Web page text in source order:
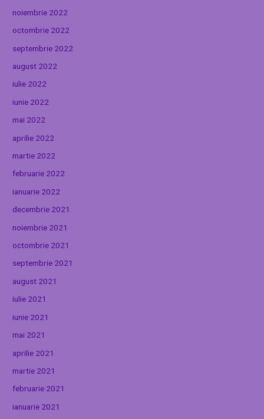
noiembrie 2022
octombrie 2022
septembrie 2022
august 2022
iulie 2022
iunie 2022
mai 2022
aprilie 2022
martie 2022
februarie 2022
ianuarie 2022
decembrie 2021
noiembrie 2021
octombrie 2021
septembrie 2021
august 2021
iulie 2021
iunie 2021
mai 2021
aprilie 2021
martie 2021
februarie 2021
ianuarie 2021